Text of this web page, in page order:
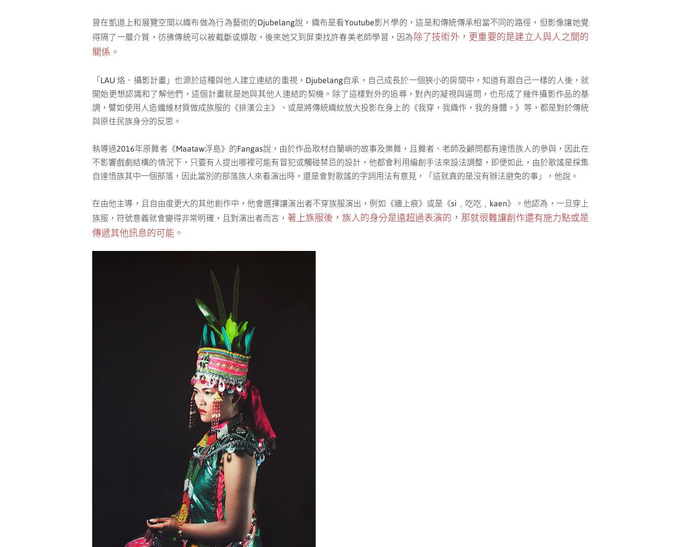
曾在凱道上和展覽空間以織布做為行為藝術的Djubelang說，織布是看Youtube影片學的，這是和傳統傳承相當不同的路徑，但影像讓她覺
得隔了一層介質，彷彿傳統可以被截斷或擷取，後來她又到屏東找許春美老師學習，因為 除了技術外，更重要的是建立人與人之間的
關係。
「LAU 烙．攝影計畫」也源於這種與他人建立連結的重視，Djubelang自承，自己成長於一個狹小的房間中，知道有跟自己一樣的人後，就
開始更想認識和了解他們，這個計畫就是她與其他人連結的契機。除了這樣對外的追尋，對內的凝視與逼問，也形成了幾件攝影作品的基
調，譬如使用人造纖維材質做成族服的《排漢公主》、或是將傳統織紋放大投影在身上的《我穿，我織作，我的身體。》等，都是對於傳統
與原住民族身分的反思。
執導過2016年原舞者《Maataw浮島》的Fangas說，由於作品取材自蘭嶼的故事及樂舞，且舞者、老師及顧問都有達悟族人的參與，因此在
不影響戲劇結構的情況下，只要有人提出哪裡可能有冒犯或觸碰禁忌的設計，他都會利用編創手法來設法調整，即便如此，由於歌謠是採集
自達悟族其中一個部落，因此當別的部落族人來看演出時，還是會對歌謠的字詞用法有意見，「這就真的是沒有辦法避免的事」，他說。
在由他主導，且自由度更大的其他創作中，他會選擇讓演出者不穿族服演出，例如《牆上痕》或是《si﹐吃吃﹐kaen》。他認為，一旦穿上
族服，符號意義就會變得非常明確，且對演出者而言， 著上族服後，族人的身分是遠超過表演的，那就很難讓創作還有施力點或是
傳遞其他訊息的可能。